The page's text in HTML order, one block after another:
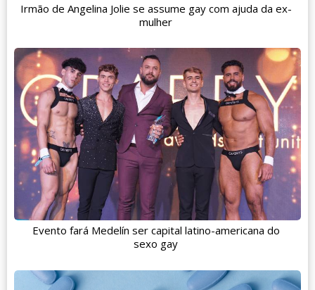
Irmão de Angelina Jolie se assume gay com ajuda da ex-
mulher
Evento fará Medelín ser capital latino-americana do
sexo gay